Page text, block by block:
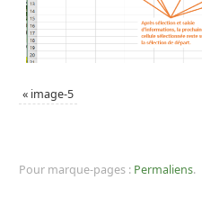
« image-5
Pour marque-pages : Permaliens.